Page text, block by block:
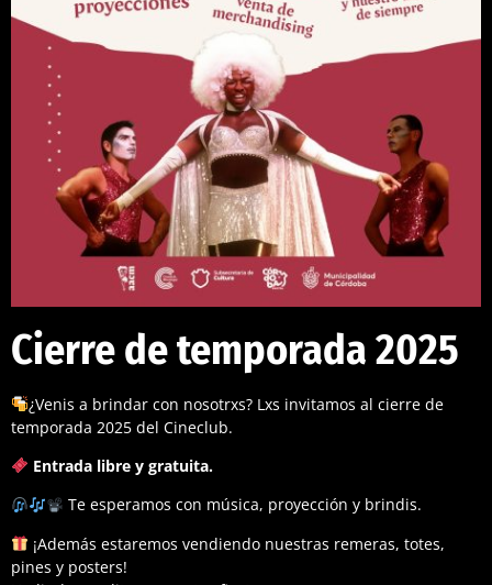
Cierre de temporada 2025
¿Venis a brindar con nosotrxs? Lxs invitamos al cierre de
temporada 2025 del Cineclub.
Entrada libre y gratuita.
Te esperamos con música, proyección y brindis.
¡Además estaremos vendiendo nuestras remeras, totes,
pines y posters!